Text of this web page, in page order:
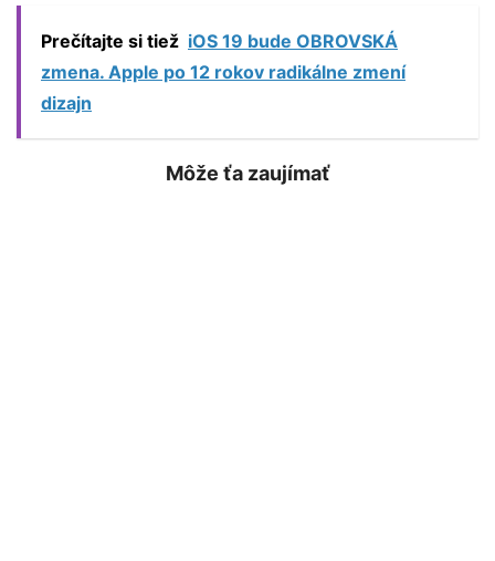
Prečítajte si tiež iOS 19 bude OBROVSKÁ
zmena. Apple po 12 rokov radikálne zmení
dizajn
Môže ťa zaujímať